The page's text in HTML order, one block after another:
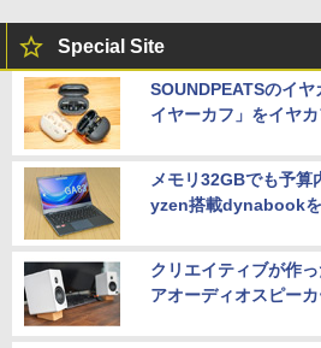
Special Site
SOUNDPEATSのイ
イヤーカフ」をイヤ
メモリ32GBでも予算
yzen搭載dynabook
クリエイティブが作
アオーディオスピーカ